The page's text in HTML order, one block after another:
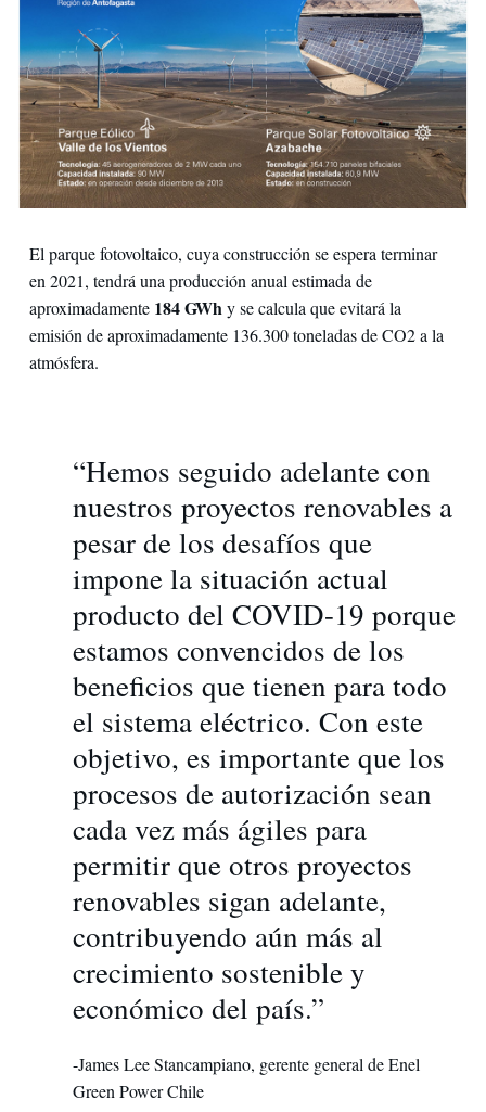
El parque fotovoltaico, cuya construcción se espera terminar
en 2021, tendrá una producción anual estimada de
aproximadamente 184 GWhy se calcula que evitará la
emisión de aproximadamente 136.300 toneladas de CO2 a la
atmósfera.
“Hemos seguido adelante con
nuestros proyectos renovables a
pesar de los desafíos que
impone la situación actual
producto del COVID-19 porque
estamos convencidos de los
beneficios que tienen para todo
el sistema eléctrico. Con este
objetivo, es importante que los
procesos de autorización sean
cada vez más ágiles para
permitir que otros proyectos
renovables sigan adelante,
contribuyendo aún más al
crecimiento sostenible y
económico del país.”
-James Lee Stancampiano, gerente general de Enel
Green Power Chile